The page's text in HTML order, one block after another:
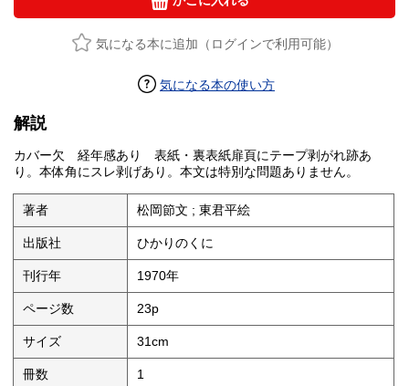
気になる本に追加（ログインで利用可能）
気になる本の使い方
解説
カバー欠 経年感あり 表紙・裏表紙扉頁にテープ剥がれ跡あ
り。本体角にスレ剥げあり。本文は特別な問題ありません。
著者 松岡節文 ; 東君平絵
出版社 ひかりのくに
刊行年 1970年
ページ数 23p
サイズ 31cm
冊数 1